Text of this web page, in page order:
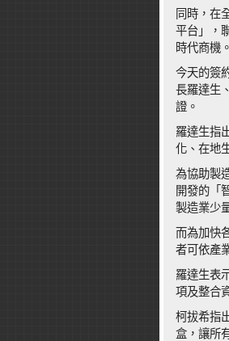
同時，在
平台」，
時代商機。
今天的簽
長羅達生
證。
羅達生指
化、在地
為協助製
開發的「
製造業少
而為加快
者可依產
羅達生表
項及整合
柯拔希指
盒，讓所